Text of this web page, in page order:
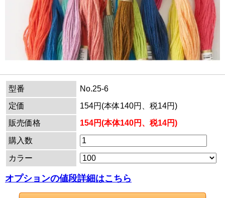
型番
No.25-6
定価
154円(本体140円、税14円)
販売価格
154円(本体140円、税14円)
購入数
カラー
オプションの値段詳細はこちら